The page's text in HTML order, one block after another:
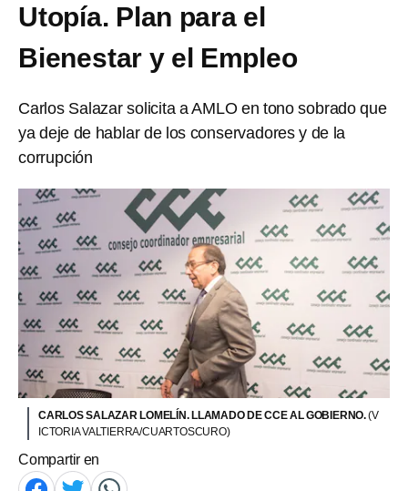
Utopía. Plan para el
Bienestar y el Empleo
Carlos Salazar solicita a AMLO en tono sobrado que
ya deje de hablar de los conservadores y de la
corrupción
CARLOS SALAZAR LOMELÍN. LLAMADO DE CCE AL GOBIERNO.(V
ICTORIA VALTIERRA/CUARTOSCURO)
Compartir en